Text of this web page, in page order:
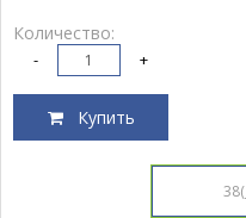
Количество:
- +
Купить